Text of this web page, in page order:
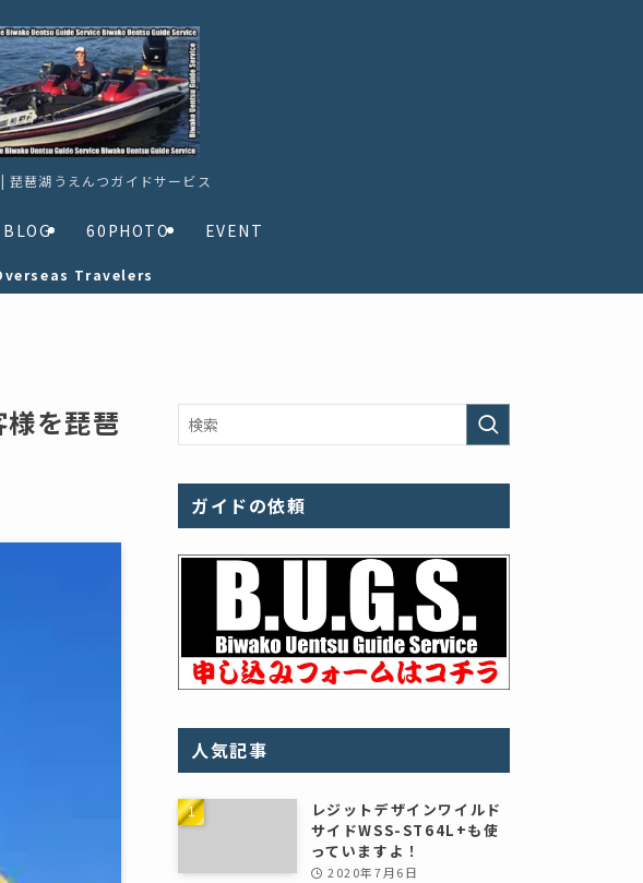
琶湖うえんつガイドサービス
BLOG 60PHOTO EVENT
Travelers
を琵琶
ガイドの依頼
人気記事
レジットデザインワイルド
サイドWSS-ST64L+も使
っていますよ！
2020年7月6日